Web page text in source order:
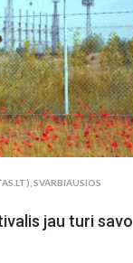
SVARBIAUSIOS
jau turi savo